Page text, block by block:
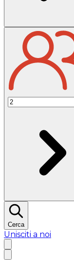
Cerca
Unisciti a noi